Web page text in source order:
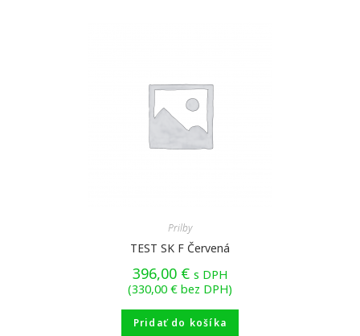
Prilby
TEST SK F Červená
396,00 € s DPH
(330,00 € bez DPH)
Pridať do košíka